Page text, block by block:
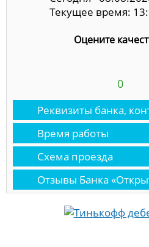
Текущее время:
Оцените
0
Реквизиты банка,
Время работы
Схема проезда
Отзывы Банка